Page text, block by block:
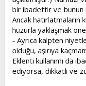
bir ibadettir ve bunun
Ancak hatırlatmaların
huzurla yaklaşmak
- Ayrıca kalpten
olduğu, aşırıya
Eklenti kullanımı da
ediyorsa, dikkatli ve